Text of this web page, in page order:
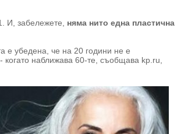
И, забележете,
няма нито една пластична
е убедена, че на 20 години не е
когато наближава 60-те, съобщава kp.ru,